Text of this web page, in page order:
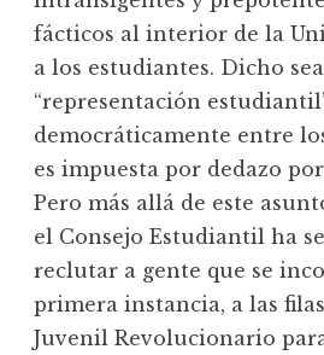
fácticos al interior de la
a los estudiantes. Dicho
“representación
democráticamente entre
es impuesta por dedazo
Pero más allá de este
el Consejo Estudiantil ha
reclutar a gente que se
primera instancia, a las
Juvenil Revolucionario